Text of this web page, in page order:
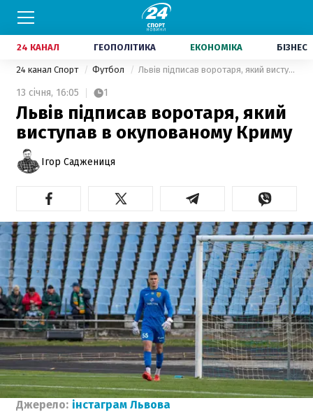
24 КАНАЛ ГЕОПОЛІТИКА ЕКОНОМІКА БІЗНЕС
24 канал Спорт Футбол Львів підписав воротаря, який виступав в окупованому Криму
13 січня, 16:05 1
Львів підписав воротаря, який
виступав в окупованому Криму
Ігор Саджениця
Джерело: інстаграм Львова